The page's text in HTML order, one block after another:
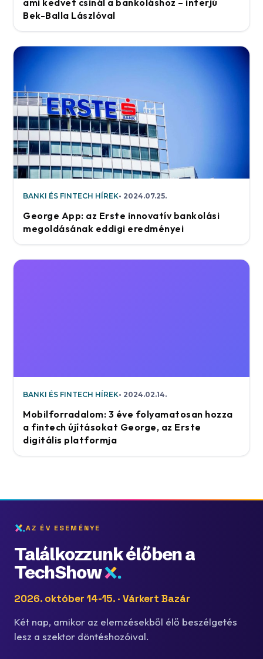
Bek-Balla Lászlóval
BANKI ÉS FINTECH HÍREK 2024.07.25.
George App: az Erste innovatív bankolási
megoldásának eddigi eredményei
BANKI ÉS FINTECH HÍREK 2024.02.14.
Mobilforradalom: 3 éve folyamatosan hozza
a fintech újításokat George, az Erste
digitális platformja
AZ ÉV ESEMÉNYE
Találkozzunk élőben a
TechShow
2026. október 14-15. · Várkert Bazár
Két nap, amikor az elemzésekből élő beszélgetés
lesz a szektor döntéshozóival.